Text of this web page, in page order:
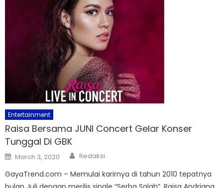
Entertainment
Raisa Bersama JUNI Concert Gelar Konser
Tunggal Di GBK
Posted
on
March 3, 2020 Author
Redaksi
GayaTrend.com – Memulai karirnya di tahun 2010 tepatnya